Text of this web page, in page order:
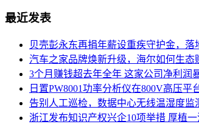
最近发表
贝壳彭永东再捐年薪设重疾守护金，
汽车之家品牌焕新升级，海尔如何生态
3个月赚钱超去年全年 这家公司净利润暴
日置PW8001功率分析仪在800V高压平
告别人工巡检，数据中心无线温湿度监
浙江发布知识产权兴企10项举措 厚植